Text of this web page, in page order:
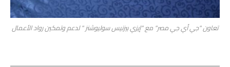
تعاون "جي أي جي مصر" مع "إيزي بيزنيس سوليوشنز " لدعم وتمكين رواد الأعمال